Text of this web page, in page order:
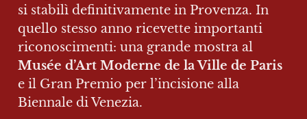
si stabilì definitivamente in Provenza. In
quello stesso anno ricevette importanti
Musée d’Art Moderne de la Ville de Paris
e il Gran Premio per l’incisione alla
Biennale di Venezia.